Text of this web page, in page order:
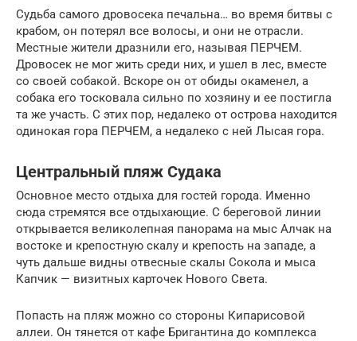
Судьба самого дровосека печальна… во время битвы с
крабом, он потерял все волосы, и они не отрасли.
Местные жители дразнили его, называя ПЕРЧЕМ.
Дровосек не мог жить среди них, и ушел в лес, вместе
со своей собакой. Вскоре он от обиды окаменел, а
собака его тосковала сильно по хозяину и ее постигла
та же участь. С этих пор, недалеко от острова находится
одинокая гора ПЕРЧЕМ, а недалеко с ней Лысая гора.
Центральный пляж Судака
Основное место отдыха для гостей города. Именно
сюда стремятся все отдыхающие. С береговой линии
открывается великолепная панорама на мыс Алчак на
востоке и крепостную скалу и крепость на западе, а
чуть дальше видны отвесные скалы Сокола и мыса
Капчик — визитных карточек Нового Света.
Попасть на пляж можно со стороны Кипарисовой
аллеи. Он тянется от кафе Бригантина до комплекса